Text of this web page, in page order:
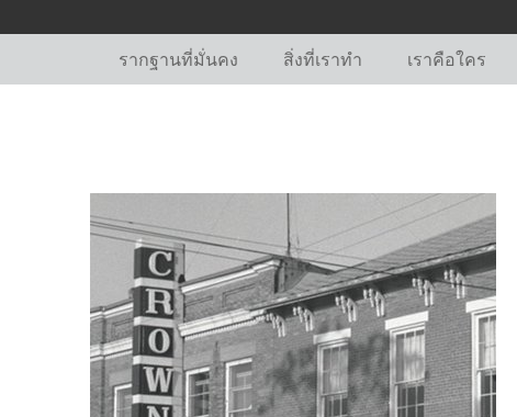
รากฐานที่มั่นคง สิ่งที่เราทำ เราคือใคร